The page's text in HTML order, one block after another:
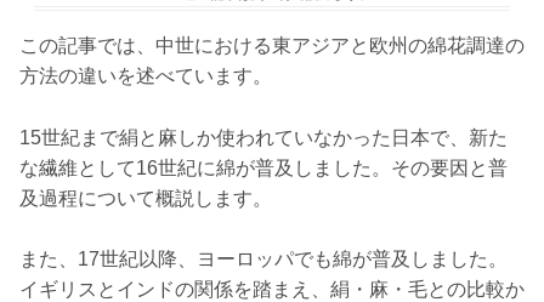
この記事では、中世における東アジアと欧州の綿花調達の
方法の違いを述べています。
15世紀まで絹と麻しか使われていなかった日本で、新た
な繊維として16世紀に綿が普及しました。その要因と普
及過程について概説します。
また、17世紀以降、ヨーロッパでも綿が普及しました。
イギリスとインドの関係を踏まえ、絹・麻・毛との比較か